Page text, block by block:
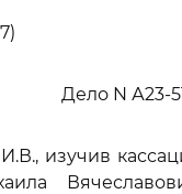
Дело N А23-
изучив